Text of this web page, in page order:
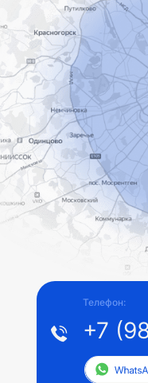
+7
Телефон: